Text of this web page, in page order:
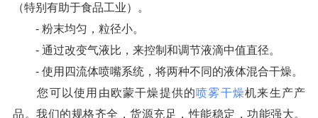
（特别有助于食品工业）。
- 粉末均匀，粒径小。
- 通过改变气液比，来控制和调节液滴中值直径。
- 使用四流体喷嘴系统，将两种不同的液体混合干燥。
您可以使用由欧蒙干燥提供的喷雾干燥机来生产产
品。我们的规格齐全，货源充足，性能稳定，功能强大。